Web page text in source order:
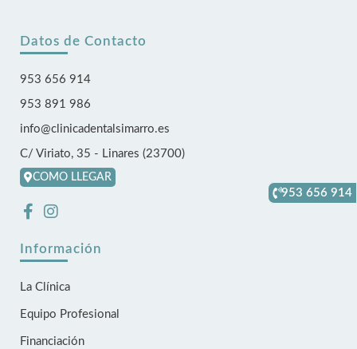
953 656 914
Información
La Clínica
Equipo Profesional
Financiación
Datos de Contacto
953 656 914
953 891 986
info@clinicadentalsimarro.es
C/ Viriato, 35 - Linares (23700)
COMO LLEGAR
F
c
e
o
k
-
I
s
t
g
a
m